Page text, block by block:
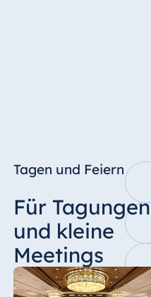
Tagen und Feiern
Für Tagungen
und kleine
Meetings